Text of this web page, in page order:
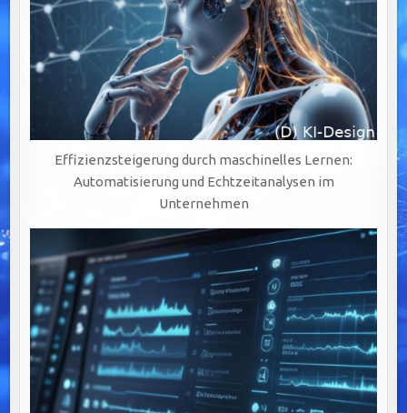
Effizienzsteigerung durch maschinelles Lernen:
Automatisierung und Echtzeitanalysen im
Unternehmen